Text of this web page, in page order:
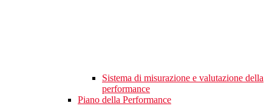
Sistema di misurazione e valutazione della
performance
Piano della Performance